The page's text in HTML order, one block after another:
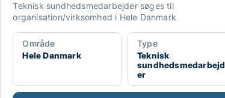
Teknisk sundhedsmedarbejder søges til
organisation/virksomhed i Hele Danmark
Område
Hele Danmark
Type
Teknisk
sundhedsmedarbejd
er